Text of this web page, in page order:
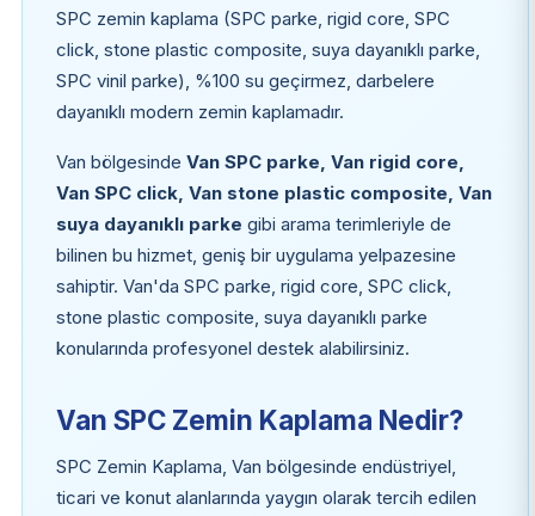
SPC zemin kaplama (SPC parke, rigid core, SPC
click, stone plastic composite, suya dayanıklı parke,
SPC vinil parke), %100 su geçirmez, darbelere
dayanıklı modern zemin kaplamadır.
Van bölgesinde Van SPC parke, Van rigid core,
Van SPC click, Van stone plastic composite, Van
suya dayanıklı parke gibi arama terimleriyle de
bilinen bu hizmet, geniş bir uygulama yelpazesine
sahiptir. Van'da SPC parke, rigid core, SPC click,
stone plastic composite, suya dayanıklı parke
konularında profesyonel destek alabilirsiniz.
Van SPC Zemin Kaplama Nedir?
SPC Zemin Kaplama, Van bölgesinde endüstriyel,
ticari ve konut alanlarında yaygın olarak tercih edilen